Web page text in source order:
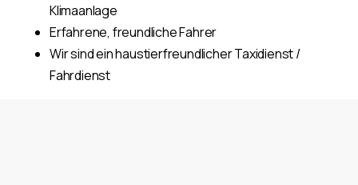
Klimaanlage
Erfahrene, freundliche Fahrer
Wir sind ein haustierfreundlicher Taxidienst /
Fahrdienst